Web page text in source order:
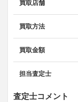
買取店舗
買取方法
買取金額
担当査定士
査定士コメント